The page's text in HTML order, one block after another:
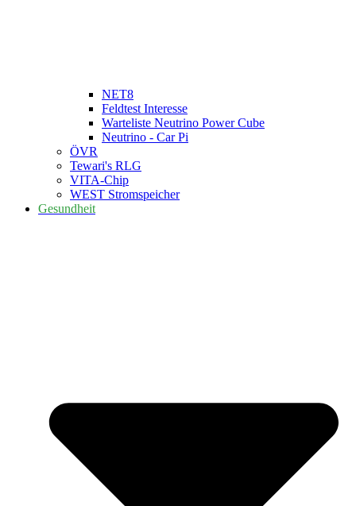
NET8
Feldtest Interesse
Warteliste Neutrino Power Cube
Neutrino - Car Pi
ÖVR
Tewari's RLG
VITA-Chip
WEST Stromspeicher
Gesundheit